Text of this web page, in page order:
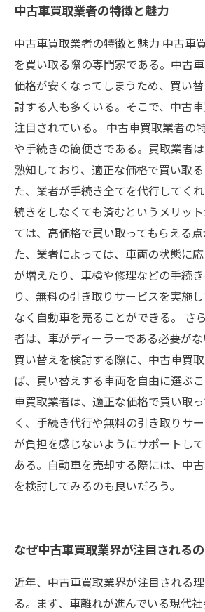
中古車買取業者の特徴と魅力
中古車買取業者の特徴と魅力 中古車
を買い取る際の専門家である。中古
価格が安くなってしまうため、買い
討する人も多くいる。そこで、中古
注目されている。 中古車買取業者の
や手続きの簡便さである。買取業者
熟知しており、適正な価格で買い取
た、業者が手続き全てを代行してく
続きをしなくても済むというメリッ
ては、高価格で買い取ってもらえる
た、業者によっては、車両の状態に
が増えたり、車検や修理などの手続
り、無料の引き取りサービスを実施
なく自動車を売ることができる。 さ
者は、車がディーラーである必要が
買い替えを検討する際に、中古車買
ば、買い替えする車両を自由に選ぶ
車買取業者は、適正な価格で買い取
く、手続き代行や無料の引き取りサ
が負担を感じないようにサポートし
ある。自動車を売却する際には、中
を検討してみるのも良いだろう。
なぜ中古車買取業界が注目される
近年、中古車買取業界が注目される
る。まず、車離れが進んでいる現代